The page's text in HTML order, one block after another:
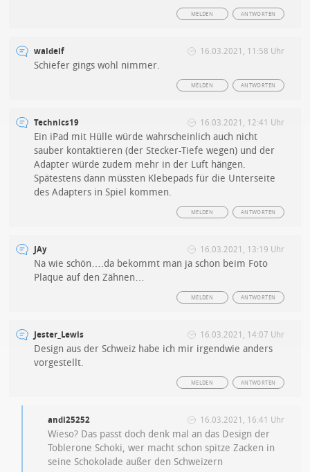
ANTWORTEN
MELDEN
waldelf 16.03.2021, 11:58 Uhr
Schiefer gings wohl nimmer.
ANTWORTEN
MELDEN
Technics19 16.03.2021, 12:41 Uhr
Ein iPad mit Hülle würde wahrscheinlich auch nicht
sauber kontaktieren (der Stecker-Tiefe wegen) und der
Adapter würde zudem mehr in der Luft hängen.
Spätestens dann müssten Klebepads für die Unterseite
des Adapters in Spiel kommen.
ANTWORTEN
MELDEN
JAy 16.03.2021, 13:19 Uhr
Na wie schön….da bekommt man ja schon beim Foto
Plaque auf den Zähnen…
ANTWORTEN
MELDEN
Jester_Lewis 16.03.2021, 14:07 Uhr
Design aus der Schweiz habe ich mir irgendwie anders
vorgestellt.
ANTWORTEN
MELDEN
andi25252 16.03.2021, 16:41 Uhr
Wieso? Das passt doch denk mal an das Design der
Toblerone Schoki, wer macht schon spitze Zacken in
seine Schokolade außer den Schweizern